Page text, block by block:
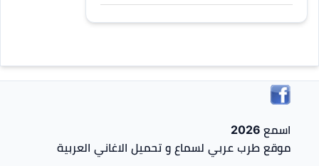
اسمع 2026
موقع طرب عربي لسماع و تحميل الاغاني العربية